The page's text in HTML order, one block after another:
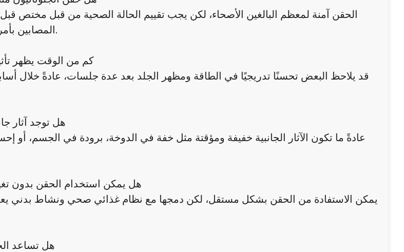
الحقن آمنة لمعظم البالغين الأصحاء، لكن يجب تقييم الحالة الصحية من قبل مختص
المصابين بأمراض مزمنة أو الحوامل.
كم من الوقت يظهر
قد يلاحظ البعض تحسنًا تدريجيًا في الطاقة ومظهر الجلد بعد عدة جلسات، عادةً خلال
هل توجد آثار
عادةً ما تكون الآثار الجانبية خفيفة ومؤقتة مثل خفة في الدوخة، برودة في الجسم، أو
هل يمكن استخدام الحقن بدون
يمكن الاستفادة من الحقن بشكل مستقل، لكن دمجها مع نظام غذائي صحي ونشاط بدني
هل تساعد